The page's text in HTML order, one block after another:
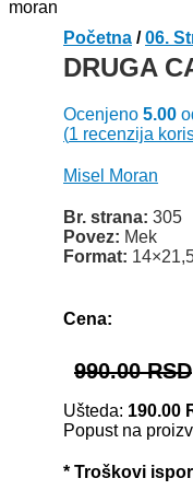
Početna /06.
DRUGA
Ocenjeno 5.00
(1 recenzija
Misel Moran
Br. strana: 305
Povez: Mek
Format:
Cena:
990.00RSD
Ušteda: 190.00
Popust na
* Troškovi